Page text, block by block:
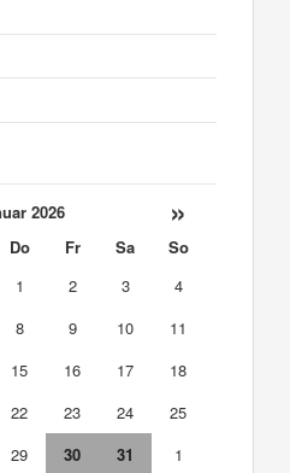
2026 »
Do Fr Sa
So
1 2 3
4
8 9 10
11
15 16 17
18
22 23 24
25
29 30 31
1